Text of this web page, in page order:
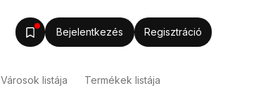
Bejelentkezés Regisztráció
Városok listája Termékek listája